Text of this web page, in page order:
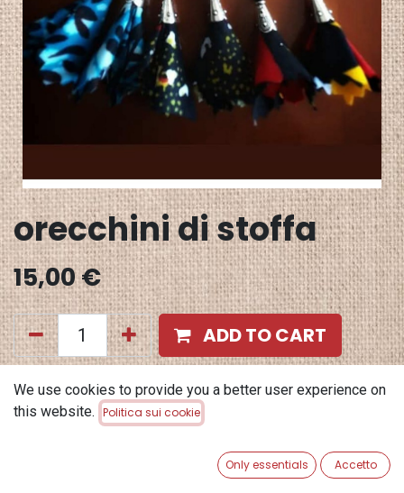
orecchini di stoffa
15,00€
ADD TO CART
Aggiungi alla lista dei desideri
Terms and Conditions
We use cookies to provide you a better user experience on
this website. Politica sui cookie
Only essentials Accetto